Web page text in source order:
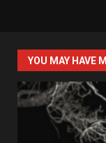
YOU MAY HAVE